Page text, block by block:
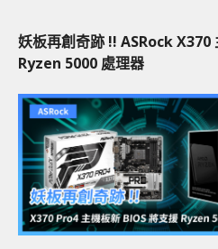
妖板再創奇跡 !! ASRock X370
Ryzen 5000 處理器